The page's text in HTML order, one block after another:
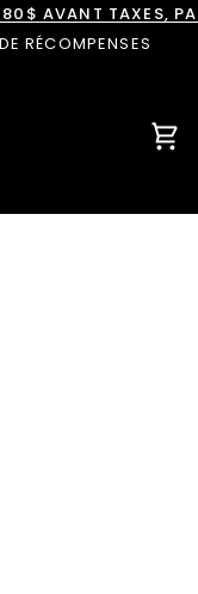
AVANT TAXES,
RÉCOMPENSES